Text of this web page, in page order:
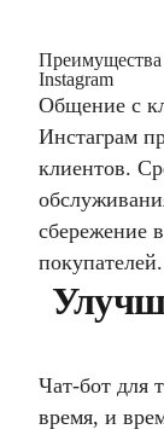
Преимущества
Instagram
Общение с
Инстаграм
клиентов.
сбережение
покупателей.
Чат-бот для
время, и